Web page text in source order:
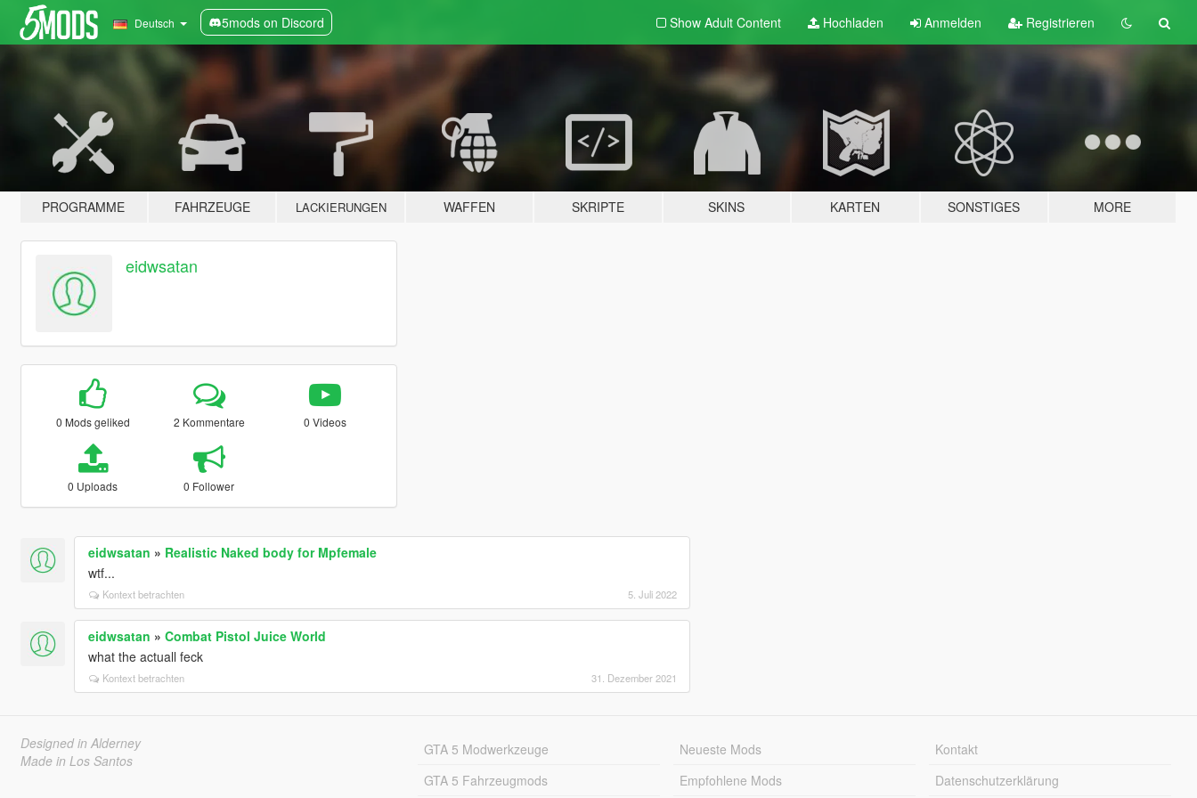
Deutsch 5mods on Discord Show Adult Content Hochladen Anmelden Registrieren
PROGRAMME FAHRZEUGE LACKIERUNGEN WAFFEN SKRIPTE SKINS KARTEN SONSTIGES MORE
eidwsatan
0 Mods geliked 2 Kommentare 0 Videos
0 Uploads 0 Follower
eidwsatan » Realistic Naked body for Mpfemale
wtf...
Kontext betrachten 5. Juli 2022
eidwsatan » Combat Pistol Juice World
what the actuall feck
Kontext betrachten 31. Dezember 2021
Designed in Alderney
Made in Los Santos
GTA 5 Modwerkzeuge
GTA 5 Fahrzeugmods
Neueste Mods
Empfohlene Mods
Kontakt
Datenschutzerklärung